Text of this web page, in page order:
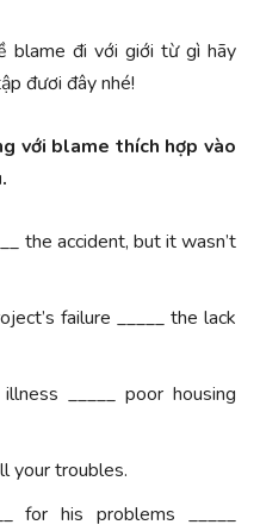
blame đi với giới từ gì hãy
đươi đây nhé!
với blame thích hợp vào
the accident, but it wasn’t
failure _____ the lack
_____ poor housing
your troubles.
for his problems _____